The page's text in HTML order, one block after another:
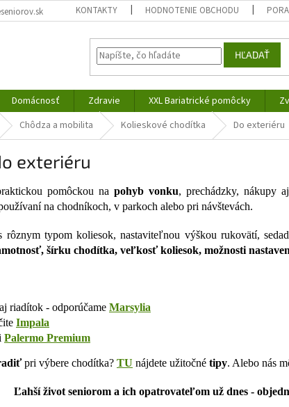
KONTAKTY HODNOTENIE OBCHODU
HĽADAŤ
Domácnosť Zdravie XXL Bariatrické pomôcky
Chôdza a mobilita Kolieskové chodítka Do exteriéru
exteriéru
pomôckou na pohyb vonku, prechádzky, nákupy
na chodníkoch, v parkoch alebo pri návštevách.
typom koliesok, nastaviteľnou výškou rukovätí,
šírku chodítka, veľkosť koliesok, možnosti
riadítok - odporúčame Marsylia
Impala
Palermo Premium
pri výbere chodítka? TU nájdete užitočné tipy. Alebo nás
Ľahší život seniorom a ich opatrovateľom už dnes -